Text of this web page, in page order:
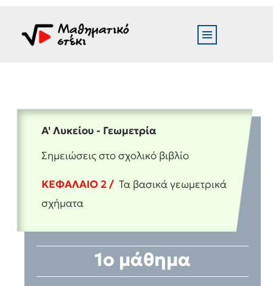
Α' Λυκείου - Γεωμετρία
Σημειώσεις στο σχολικό βιβλίο
ΚΕΦΑΛΑΙΟ 2 / Τα βασικά γεωμετρικά
σχήματα
1ο μάθημα